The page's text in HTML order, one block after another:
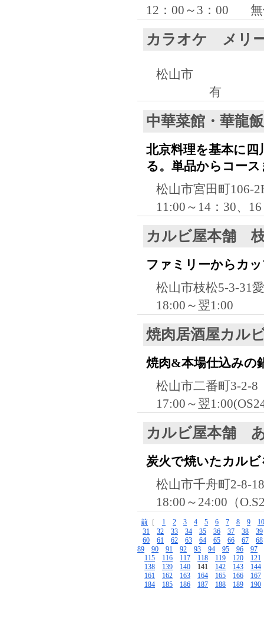
12：00～3：00
カラオケ メリ
松山市
有
中華菜館・華龍
北京料理を基本に
る。単品からコー
松山市宮田町106-
11:00～14：30、
カルビ屋本舗
ファミリーからカ
松山市枝松5-3-31
18:00～翌1:00
焼肉居酒屋カル
焼肉&本場仕込みの
松山市二番町3-2-8
17:00～翌
カルビ屋本舗
炭火で焼いたカル
松山市千舟町2-8-
18:00～24:00（
前 ［ 1 2 3 4 5 6 7 8 9
10
31
32 33 34 35 36 37 38
39
60
61 62 63 64 65 66 67
68
89
90 91 92 93 94 95 96
97
115
116 117 118 119 120
121
138
139 140 141 142 143
144
161
162 163 164 165 166
167
184
185 186 187 188 189 190